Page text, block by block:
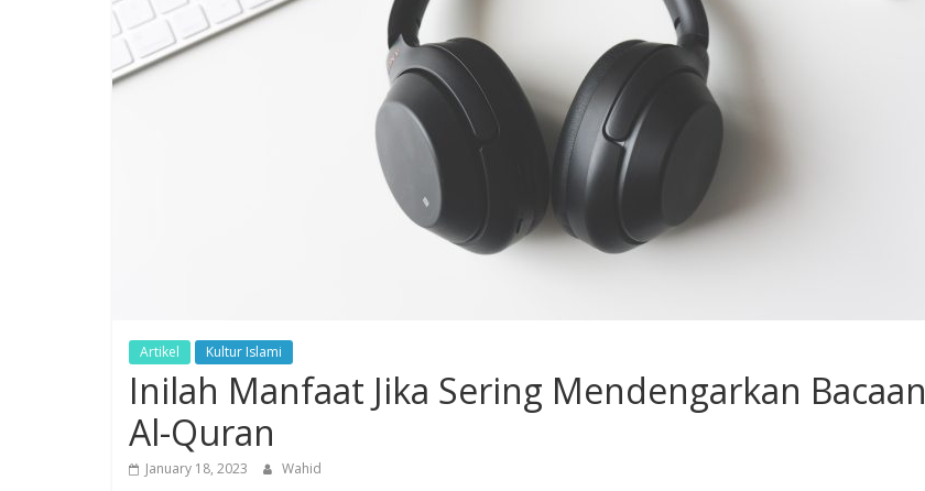
Artikel Kultur Islami
Inilah Manfaat Jika Sering Mendengarkan Bacaan
Al-Quran
January 18, 2023 Wahid